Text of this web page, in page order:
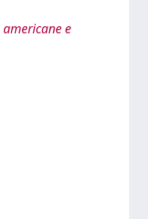
e